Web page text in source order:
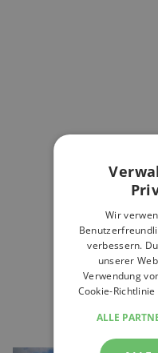
Wir
verbessern.
unserer
Verwendung
Cookie-
ALLE